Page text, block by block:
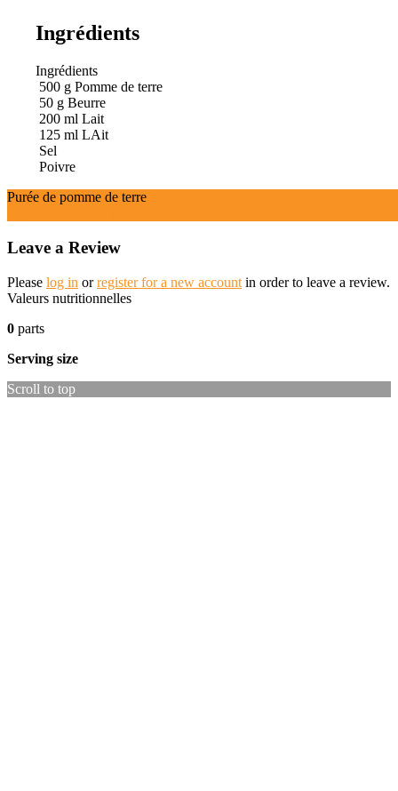
Ingrédients
Ingrédients
500 g Pomme de terre
50 g Beurre
200 ml Lait
125 ml LAit
Sel
Poivre
Purée de pomme de terre
Leave a Review
Please log in orregister for a new account in order to leave a review.
Valeurs nutritionnelles
0 parts
Serving size
Scroll to top